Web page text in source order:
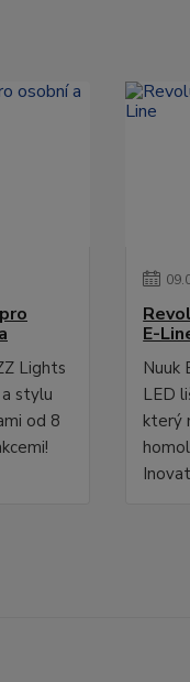
Lights
stylu
od 8
09.
E-
Nuuk
LED
který